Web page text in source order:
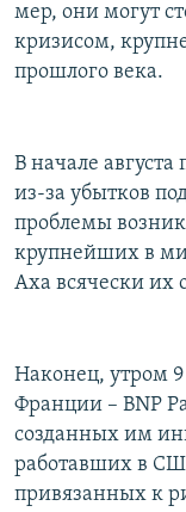
мер, они могут
кризисом,
прошлого века.
В начале
из-за убытков
проблемы
крупнейших в
Axa всячески их
Наконец, утром
Франции – BNP
созданных им
работавших в
привязанных к